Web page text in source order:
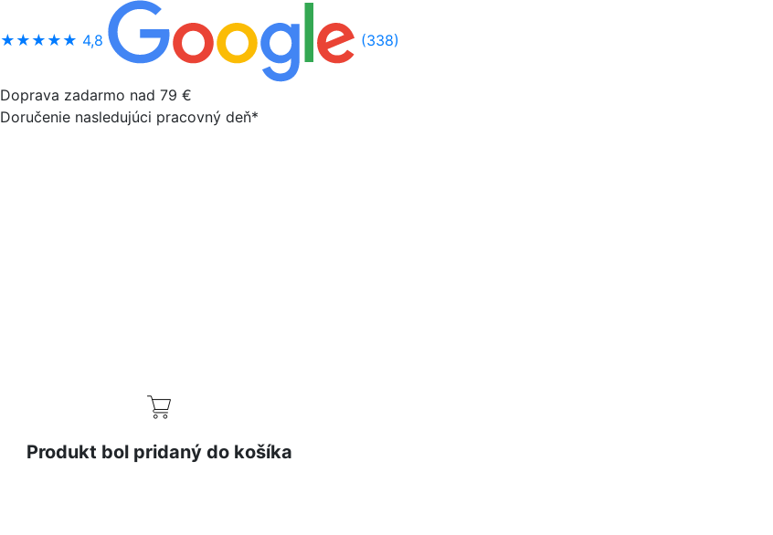
★★★★★ 4,8 (338)
Doprava zadarmo nad 79 €
Doručenie nasledujúci pracovný deň*
Produkt bol pridaný do košíka